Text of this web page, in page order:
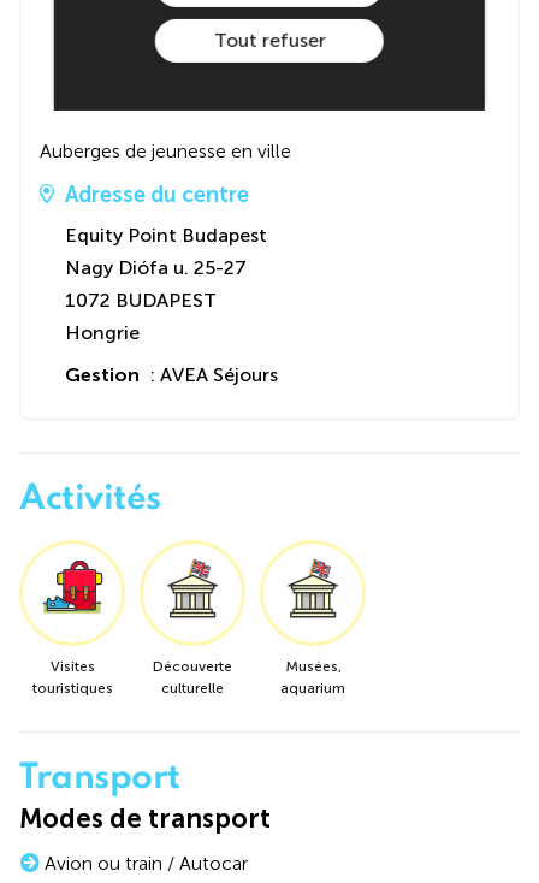
Auberges de jeunesse en ville
Adresse du centre
Equity Point Budapest
Nagy Diófa u. 25-27
1072 BUDAPEST
Hongrie
Gestion : AVEA Séjours
Activités
Visites
touristiques
Découverte
culturelle
Musées,
aquarium
Transport
Modes de transport
Avion ou train / Autocar
Tout refuser